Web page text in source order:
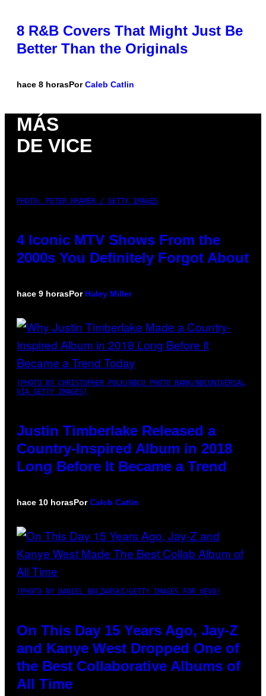
8 R&B Covers That Might Just Be
Better Than the Originals
hace 8 horasPorCaleb Catlin
MÁS
DE VICE
PHOTO: PETER KRAMER / GETTY IMAGES
4 Iconic MTV Shows From the
2000s You Definitely Forgot About
hace 9 horasPor Haley Miller
(PHOTO BY CHRISTOPHER POLK/NBCU PHOTO BANK/NBCUNIVERSAL
VIA GETTY IMAGES)
Justin Timberlake Released a
Country-Inspired Album in 2018
Long Before It Became a Trend
hace 10 horasPorCaleb Catlin
(PHOTO BY DANIEL BOCZARSKI/GETTY IMAGES FOR VEVO)
On This Day 15 Years Ago, Jay-Z
and Kanye West Dropped One of
the Best Collaborative Albums of
All Time